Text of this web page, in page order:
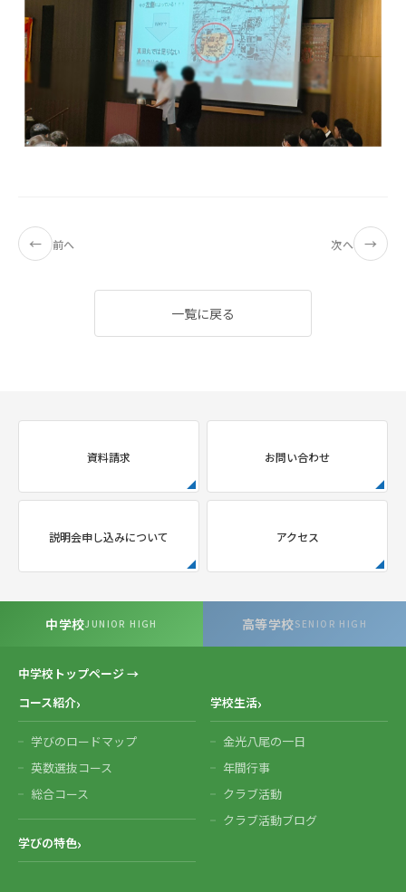
← 前へ 次へ →
一覧に戻る
資料請求 お問い合わせ
説明会申し込みについて アクセス
中学校JUNIOR HIGH 高等学校SENIOR HIGH
中学校トップページ →
コース紹介
学びのロードマップ
英数選抜コース
総合コース
学びの特色
学校生活
金光八尾の一日
年間行事
クラブ活動
クラブ活動ブログ